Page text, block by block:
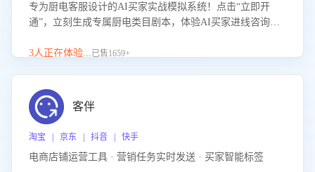
专为厨电客服设计的AI买家实战模拟系统！点击“立即开
通”，立刻生成专属厨电类目剧本，体验AI买家进线咨询真
实场景应对技巧！
3人正在体验...已售1659+
客伴
淘宝 | 京东 | 抖音 | 快手
电商店铺运营工具 · 营销任务实时发送 · 买家智能标签